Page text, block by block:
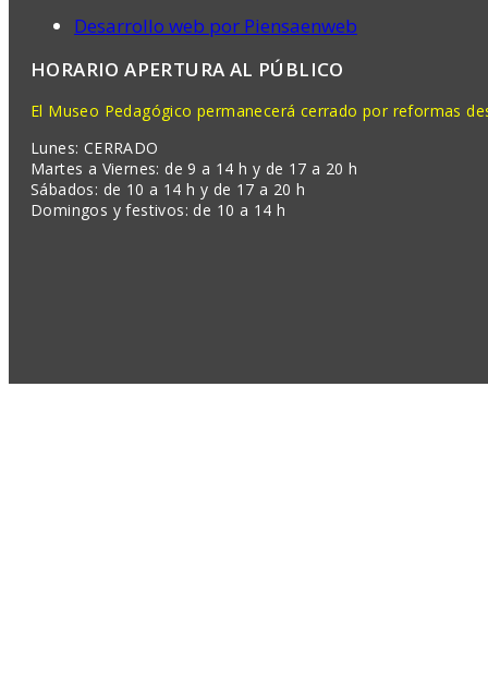
Desarrollo web por Piensaenweb
HORARIO APERTURA AL PÚBLICO
El Museo Pedagógico permanecerá cerrado por reformas
Lunes: CERRADO
Martes a Viernes: de 9 a 14 h y de 17 a 20 h
Sábados: de 10 a 14 h y de 17 a 20 h
Domingos y festivos: de 10 a 14 h